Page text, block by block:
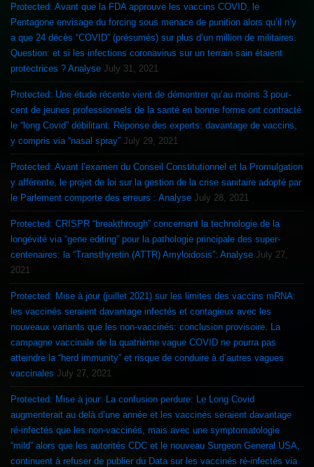
Protected: Avant que la FDA approuve les vaccins COVID, le
Pentagone envisage du forcing sous menace de punition alors qu’il n’y
a que 24 décès “COVID” (présumés) sur plus d’un million de militaires.
Question: et si les infections coronavirus sur un terrain sain étaient
protectrices ? Analyse July 31, 2021
Protected: Une étude récente vient de démontrer qu’au moins 3 pour-
cent de jeunes professionnels de la santé en bonne forme ont contracté
le “long Covid” débilitant: Réponse des experts: davantage de vaccins,
y compris via “nasal spray” July 29, 2021
Protected: Avant l’examen du Conseil Constitutionnel et la Promulgation
y afférente, le projet de loi sur la gestion de la crise sanitaire adopté par
le Parlement comporte des erreurs : Analyse July 28, 2021
Protected: CRISPR “breakthrough” concernant la technologie de la
longévité via “gene editing” pour la pathologie principale des super-
centenaires: la “Transthyretin (ATTR) Amyloidosis”: Analyse July 27,
2021
Protected: Mise à jour (juillet 2021) sur les limites des vaccins mRNA:
les vaccinés seraient davantage infectés et contagieux avec les
nouveaux variants que les non-vaccinés: conclusion provisoire. La
campagne vaccinale de la quatrième vague COVID ne pourra pas
atteindre la “herd immunity” et risque de conduire à d’autres vagues
vaccinales July 27, 2021
Protected: Mise à jour: La confusion perdure: Le Long Covid
augmenterait au delà d’une année et les vaccinés seraient davantage
ré-infectés que les non-vaccinés, mais avec une symptomatologie
“mild” alors que les autorités CDC et le nouveau Surgeon General USA,
continuent à refuser de publier du Data sur les vaccinés ré-infectés via